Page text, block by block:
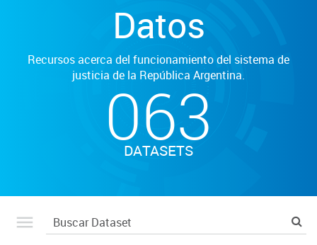
Datos
Recursos acerca del funcionamiento del sistema de
justicia de la República Argentina.
063
DATASETS